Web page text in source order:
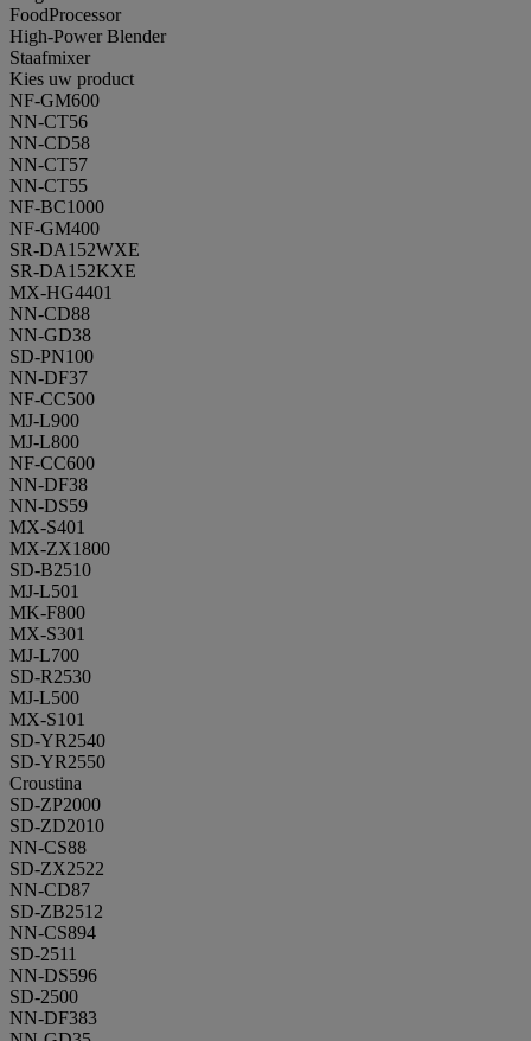
FoodProcessor
High-Power Blender
Staafmixer
Kies uw product
NF-GM600
NN-CT56
NN-CD58
NN-CT57
NN-CT55
NF-BC1000
NF-GM400
SR-DA152WXE
SR-DA152KXE
MX-HG4401
NN-CD88
NN-GD38
SD-PN100
NN-DF37
NF-CC500
MJ-L900
MJ-L800
NF-CC600
NN-DF38
NN-DS59
MX-S401
MX-ZX1800
SD-B2510
MJ-L501
MK-F800
MX-S301
MJ-L700
SD-R2530
MJ-L500
MX-S101
SD-YR2540
SD-YR2550
Croustina
SD-ZP2000
SD-ZD2010
NN-CS88
SD-ZX2522
NN-CD87
SD-ZB2512
NN-CS894
SD-2511
NN-DS596
SD-2500
NN-DF383